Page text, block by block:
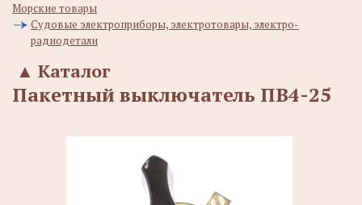
Морские товары
Судовые электроприборы, электротовары, электро-
радиодетали
Каталог
▲
Пакетный выключатель ПВ4-25